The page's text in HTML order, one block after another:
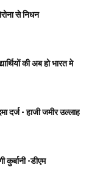
से निधन
की अब हो भारत मे
दर्ज - हाजी जमीर उल्लाह
कुर्बानी -डीएम